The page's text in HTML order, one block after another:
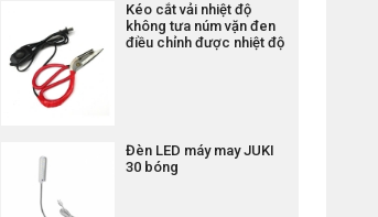
Kéo cắt vải nhiệt độ
không tưa núm vặn đen
điều chỉnh được nhiệt độ
Đèn LED máy may JUKI
30 bóng